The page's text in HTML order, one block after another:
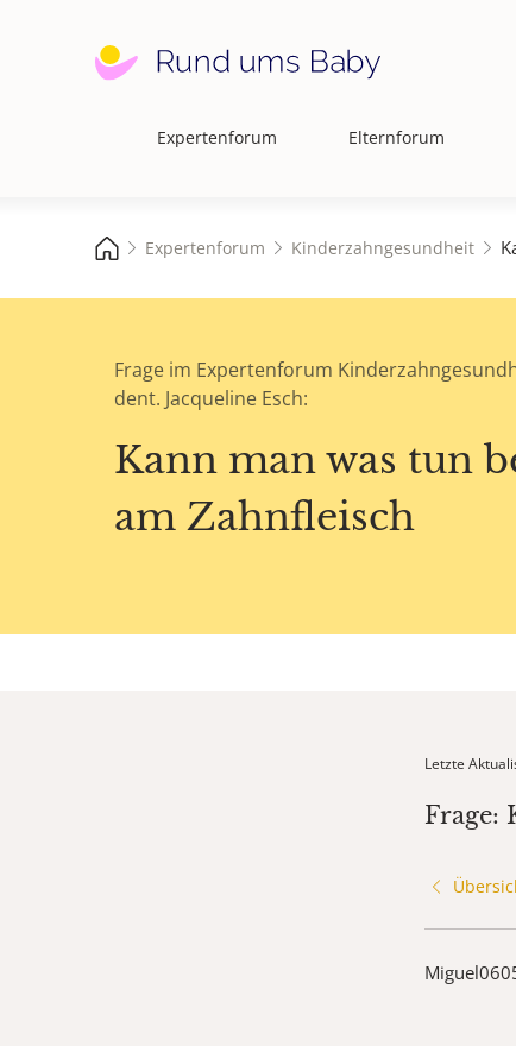
Hauptnavigation
Expertenforum Elternforum
Expertenforum Kinderzahngesundheit
Frage im Expertenforum
dent. Jacqueline Esch:
Kann man was tun
am Zahnfleisch
Letzte
Frage: